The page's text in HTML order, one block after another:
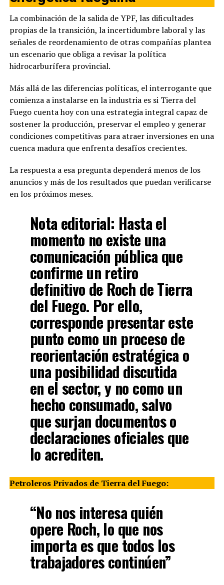
La combinación de la salida de YPF, las dificultades
propias de la transición, la incertidumbre laboral y las
señales de reordenamiento de otras compañías plantea
un escenario que obliga a revisar la política
hidrocarburífera provincial.
Más allá de las diferencias políticas, el interrogante que
comienza a instalarse en la industria es si Tierra del
Fuego cuenta hoy con una estrategia integral capaz de
sostener la producción, preservar el empleo y generar
condiciones competitivas para atraer inversiones en una
cuenca madura que enfrenta desafíos crecientes.
La respuesta a esa pregunta dependerá menos de los
anuncios y más de los resultados que puedan verificarse
en los próximos meses.
Nota editorial: Hasta el
momento no existe una
comunicación pública que
confirme un retiro
definitivo de Roch de Tierra
del Fuego. Por ello,
corresponde presentar este
punto como un proceso de
reorientación estratégica o
una posibilidad discutida
en el sector, y no como un
hecho consumado, salvo
que surjan documentos o
declaraciones oficiales que
lo acrediten.
Petroleros Privados de Tierra del Fuego:
“No nos interesa quién
opere Roch, lo que nos
importa es que todos los
trabajadores continúen”